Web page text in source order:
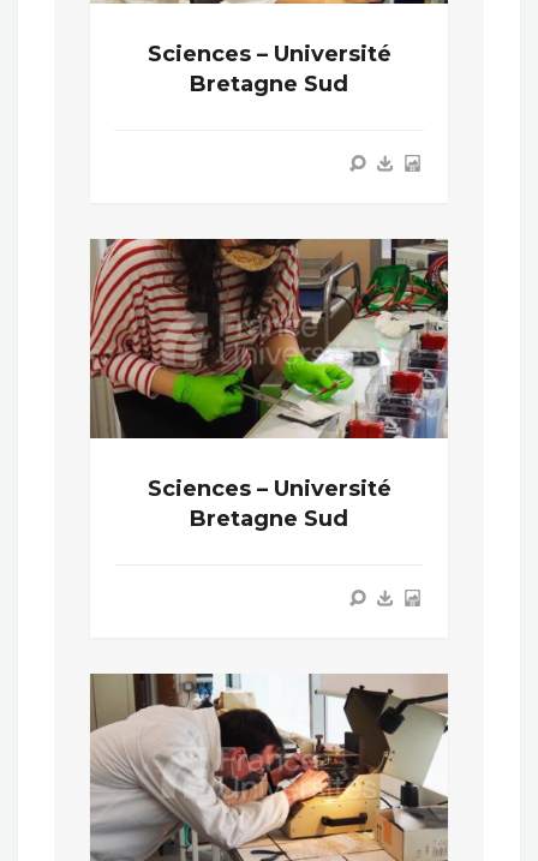
Sciences – Université
Bretagne Sud
Sciences – Université
Bretagne Sud